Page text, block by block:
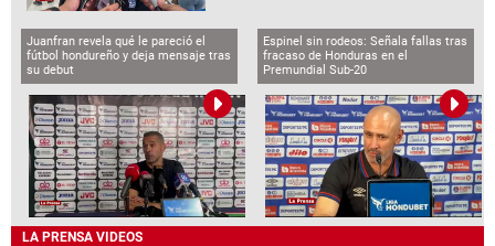
Juanfran revela qué le pareció el
fútbol hondureño y deja mensaje tras
su debut
Espinel sin rodeos: Señala fallas tras
fracaso de Honduras en el
Premundial Sub-20
LA PRENSA VIDEOS